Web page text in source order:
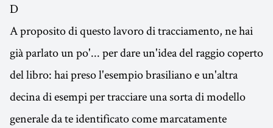
D
A proposito di questo lavoro di tracciamento, ne hai
già parlato un po'... per dare un'idea del raggio coperto
del libro: hai preso l'esempio brasiliano e un'altra
decina di esempi per tracciare una sorta di modello
generale da te identificato come marcatamente